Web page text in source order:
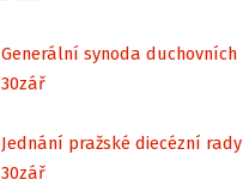
Generální synoda duchovních
30zář
Jednání pražské diecézní rady
30zář